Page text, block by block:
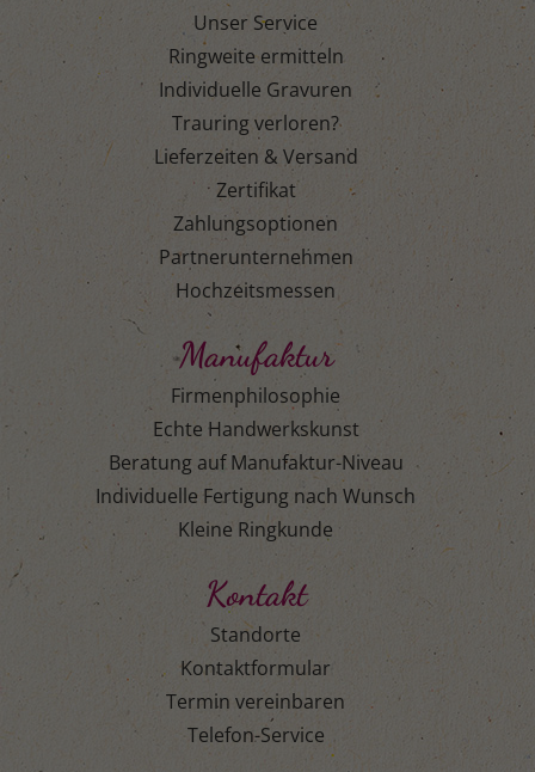
Unser Service
Ringweite ermitteln
Individuelle Gravuren
Trauring verloren?
Lieferzeiten & Versand
Zertifikat
Zahlungsoptionen
Partnerunternehmen
Hochzeitsmessen
Manufaktur
Firmenphilosophie
Echte Handwerkskunst
Beratung auf Manufaktur-Niveau
Individuelle Fertigung nach Wunsch
Kleine Ringkunde
Kontakt
Standorte
Kontaktformular
Termin vereinbaren
Telefon-Service